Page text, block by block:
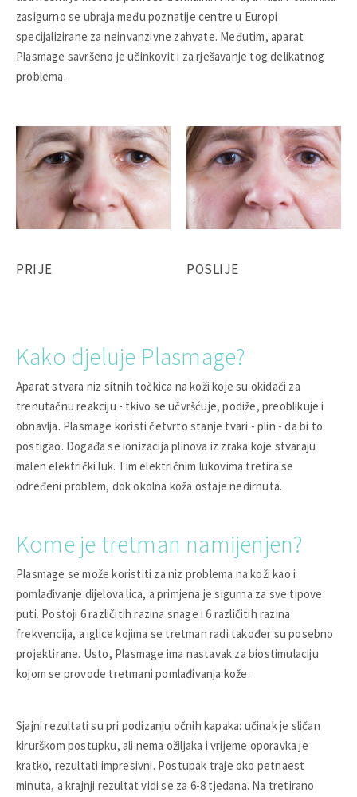
zasigurno se ubraja među poznatije centre u Europi
specijalizirane za neinvanzivne zahvate. Međutim, aparat
Plasmage savršeno je učinkovit i za rješavanje tog delikatnog
problema.
PRIJE POSLIJE
Kako djeluje Plasmage?
Aparat stvara niz sitnih točkica na koži koje su okidači za
trenutačnu reakciju - tkivo se učvršćuje, podiže, preoblikuje i
obnavlja. Plasmage koristi četvrto stanje tvari - plin - da bi to
postigao. Događa se ionizacija plinova iz zraka koje stvaraju
malen električki luk. Tim električnim lukovima tretira se
određeni problem, dok okolna koža ostaje nedirnuta.
Kome je tretman namijenjen?
Plasmage se može koristiti za niz problema na koži kao i
pomlađivanje dijelova lica, a primjena je sigurna za sve tipove
puti. Postoji 6 različitih razina snage i 6 različitih razina
frekvencija, a iglice kojima se tretman radi također su posebno
projektirane. Usto, Plasmage ima nastavak za biostimulaciju
kojom se provode tretmani pomlađivanja kože.
Sjajni rezultati su pri podizanju očnih kapaka: učinak je sličan
kirurškom postupku, ali nema ožiljaka i vrijeme oporavka je
kratko, rezultati impresivni. Postupak traje oko petnaest
minuta, a krajnji rezultat vidi se za 6-8 tjedana. Na tretirano